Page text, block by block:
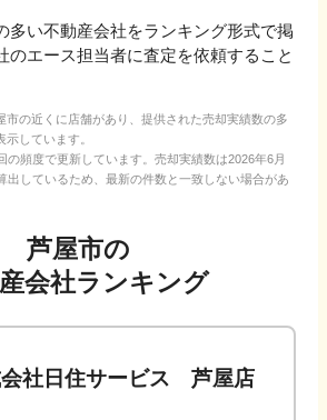
多い不動産会社をランキング形式で掲
のエース担当者に査定を依頼すること
市の近くに店舗があり、提供された売却実績数の多
しています。
の頻度で更新しています。売却実績数は2026年6月
出しているため、最新の件数と一致しない場合があ
芦屋市の
会社ランキング
社日住サービス 芦屋店